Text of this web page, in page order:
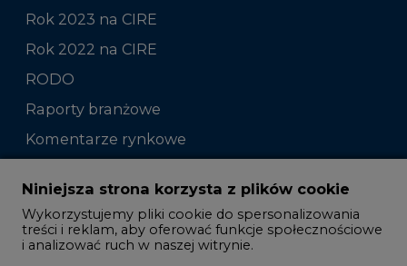
Rok 2023 na CIRE
Rok 2022 na CIRE
RODO
Raporty branżowe
Komentarze rynkowe
Zmiany kadrowe na rynku
Studio CIRE
Rozmowy o energetyce
Niniejsza strona korzysta z plików cookie
Wykorzystujemy pliki cookie do spersonalizowania
treści i reklam, aby oferować funkcje społecznościowe
i analizować ruch w naszej witrynie.